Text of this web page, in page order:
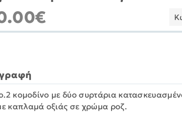
κομοδίνο με δύο συρτάρια
καπλαμά οξιάς σε χρώμα ροζ.